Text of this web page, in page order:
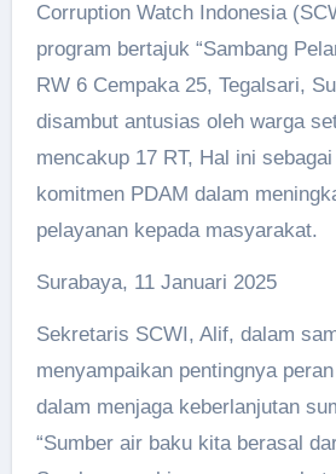
Corruption Watch Indonesia
program bertajuk “Sambang
RW 6 Cempaka 25, Tegalsari,
disambut antusias oleh warga
mencakup 17 RT, Hal ini
komitmen PDAM dalam
pelayanan kepada masyarakat.
Surabaya, 11 Januari 2025
Sekretaris SCWI, Alif, dalam
menyampaikan pentingnya
dalam menjaga keberlanjutan
“Sumber air baku kita berasal